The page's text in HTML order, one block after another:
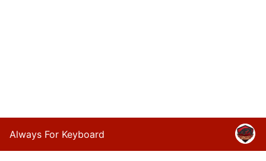
Always For Keyboard